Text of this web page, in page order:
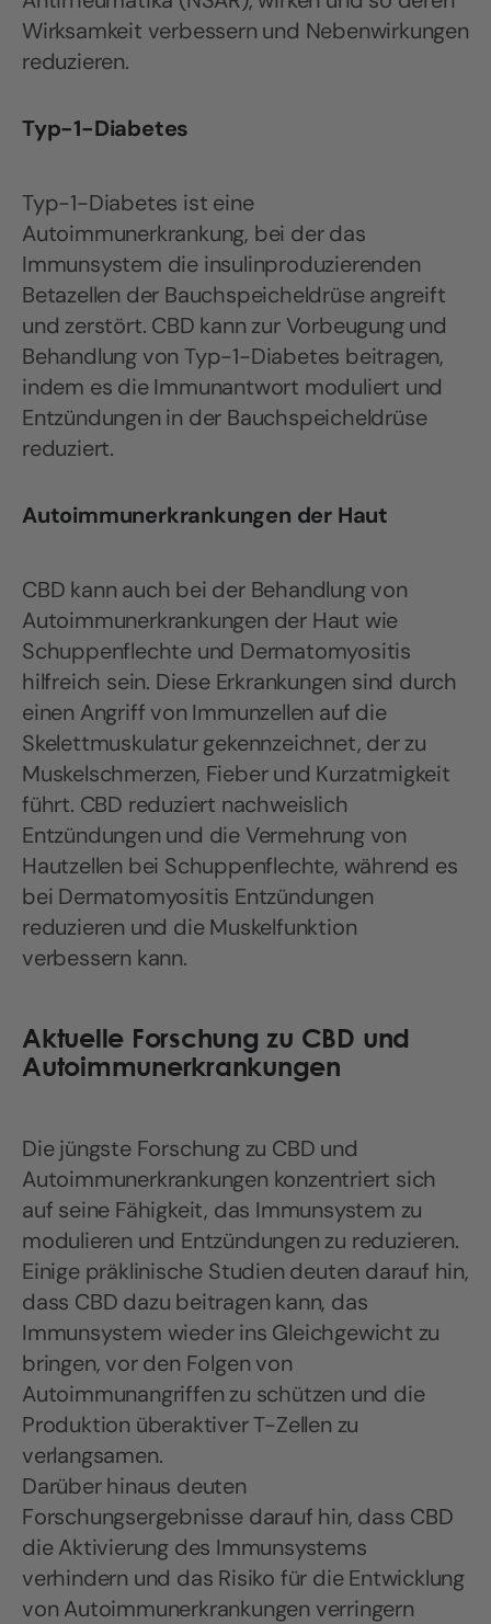
Wirksamkeit verbessern und Nebenwirkungen
reduzieren.
Typ-1-Diabetes
Typ-1-Diabetes ist eine
Autoimmunerkrankung, bei der das
Immunsystem die insulinproduzierenden
Betazellen der Bauchspeicheldrüse angreift
und zerstört. CBD kann zur Vorbeugung und
Behandlung von Typ-1-Diabetes beitragen,
indem es die Immunantwort moduliert und
Entzündungen in der Bauchspeicheldrüse
reduziert.
Autoimmunerkrankungen der Haut
CBD kann auch bei der Behandlung von
Autoimmunerkrankungen der Haut wie
Schuppenflechte und Dermatomyositis
hilfreich sein. Diese Erkrankungen sind durch
einen Angriff von Immunzellen auf die
Skelettmuskulatur gekennzeichnet, der zu
Muskelschmerzen, Fieber und Kurzatmigkeit
führt. CBD reduziert nachweislich
Entzündungen und die Vermehrung von
Hautzellen bei Schuppenflechte, während es
bei Dermatomyositis Entzündungen
reduzieren und die Muskelfunktion
verbessern kann.
Aktuelle Forschung zu CBD und
Autoimmunerkrankungen
Die jüngste Forschung zu CBD und
Autoimmunerkrankungen konzentriert sich
auf seine Fähigkeit, das Immunsystem zu
modulieren und Entzündungen zu reduzieren.
Einige präklinische Studien deuten darauf hin,
dass CBD dazu beitragen kann, das
Immunsystem wieder ins Gleichgewicht zu
bringen, vor den Folgen von
Autoimmunangriffen zu schützen und die
Produktion überaktiver T-Zellen zu
verlangsamen.
Darüber hinaus deuten
Forschungsergebnisse darauf hin, dass CBD
die Aktivierung des Immunsystems
verhindern und das Risiko für die Entwicklung
von Autoimmunerkrankungen verringern